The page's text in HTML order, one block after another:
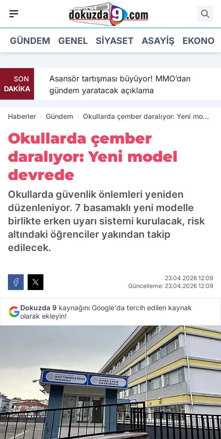
GÜNDEM GENEL SIYASET ASAYIŞ
SON
DAKİKA
Asansör tartışması büyüyor! MMO’dan
gündem yaratacak açıklama
Haberler Gündem
Okullarda çember daralıyor: Yeni model
Okullarda çember
daralıyor: Yeni model
devrede
Okullarda güvenlik önlemleri yeniden
düzenleniyor. 7 basamaklı yeni modelle
birlikte erken uyarı sistemi kurulacak, risk
altındaki öğrenciler yakından takip
edilecek.
23.04.2026 12:09
Güncelleme: 23.04.2026 12:09
Dokuzda 9 kaynağını Google'da tercih edilen kaynak
olarak ekleyin!